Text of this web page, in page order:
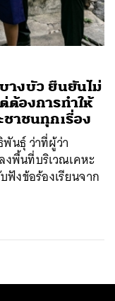
างบัว ยืนยันไม่
ต้องการทำให้
าชนทุกเรื่อง
นธุ์ ว่าที่ผู้ว่า
งพื้นที่บริเวณเคหะ
งข้อร้องเรียนจาก
EMAIL